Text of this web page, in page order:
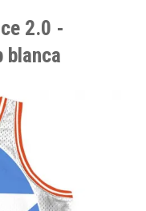
2.0 -
blanca